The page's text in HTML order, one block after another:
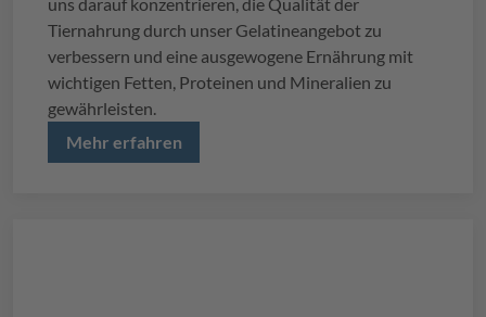
Tiernahrung durch unser Gelatineangebot zu
verbessern und eine ausgewogene Ernährung mit
wichtigen Fetten, Proteinen und Mineralien zu
gewährleisten.
Mehr erfahren